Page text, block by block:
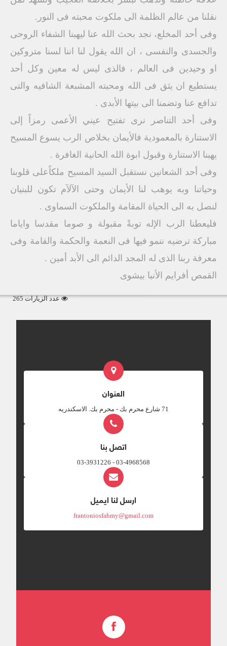
نقلنا من عالم الظلمة الى ملكوت محبته فى النور.
وفى أحد المخلع، نجد بحث الله عنا ليهبنا الشفاء الروحى
والجسدى والنفسى ، ان الله يقول لنا اننا لسنا متروكين
او وحيدين فى العالم ، فالذى ليس له معين وكل أحد
يستطيع ان يثق فى الله ومحبته المشبعة الشافيه والتى
تدافع عنا وتضمنا الى بيتها الأبدى .
وفى أحد التناصر نرى تفتيح عيني الأعمى رمزاً إلى
الاستنارة بالمعمودية فالأيمان بخلاص الرب يسوع المسيح
يهبنا الاستنارة وقبول ابوة الله الحانية الغافرة .
وفى أحد الشعانين نستقبل السيد المسيح ملكاًعلى قلوبنا
وحياتنا وبه يوهب لنا الأيمان وحتى الآلآم تكون للبنيان
لنصل به الى الحياة المقامة والملكوت السماوى .
فليعطنا الرب الإله توبةً مقبولة و صوما مقدسا واياما
مباركة ترضيه ننمو فيها فى النعمة والحكمة والقامة وفى
معرفة ربنا الذى له المجد الدائم الى الأبد أمين .
القمص أفرايم الأنبا بيشوى
عدد الزيارات 265
العنوان
‎71 شارع محرم بك - محرم بك. الاسكندريه
اتصل بنا
03-4968568 - 03-3931226
ارسل لنا ايميل
frantoniosfahmy@gmail.com